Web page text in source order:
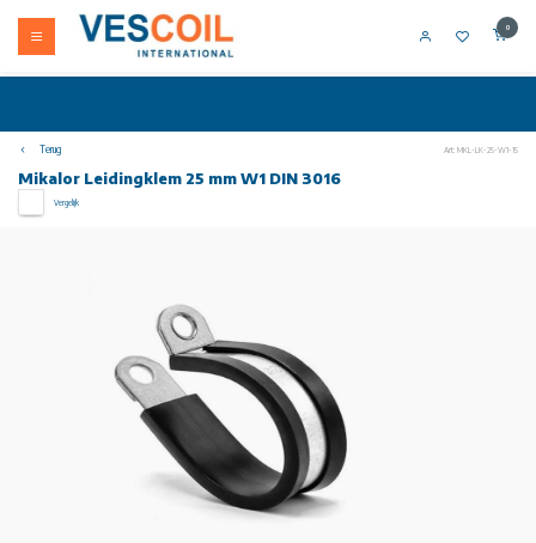
0
Terug Art: MKL-LK-25-W1-15
Mikalor Leidingklem 25 mm W1 DIN 3016
Vergelijk